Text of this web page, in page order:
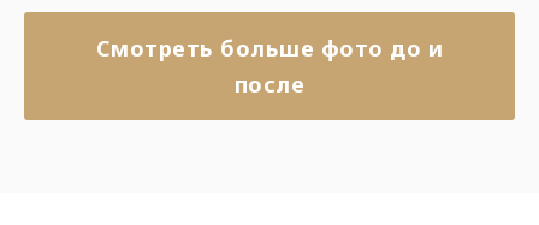
Смотреть больше фото до и
после